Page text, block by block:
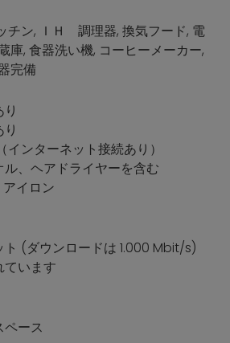
チン, ＩＨ 調理器, 換気フード, 電
庫, 食器洗い機, コーヒーメーカー,
完備
ンターネット接続あり）
、ヘアドライヤーを含む
イロン
ト (ダウンロードは 1.000 Mbit/s)
ています
ース